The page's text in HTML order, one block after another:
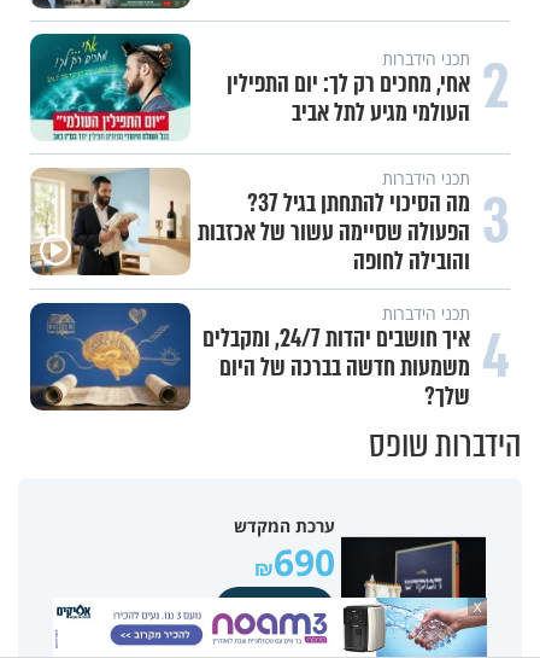
2 תכני הידברות
אחי, מחכים רק לך: יום התפילין
העולמי מגיע לתל אביב
3 תכני הידברות
מה הסיכוי להתחתן בגיל 37?
הפעולה שסיימה עשור של אכזבות
והובילה לחופה
4 תכני הידברות
איך חושבים יהדות 24/7, ומקבלים
משמעות חדשה בברכה של היום
שלך?
הידברות שופס
ערכת המקדש
690
לרכישה X